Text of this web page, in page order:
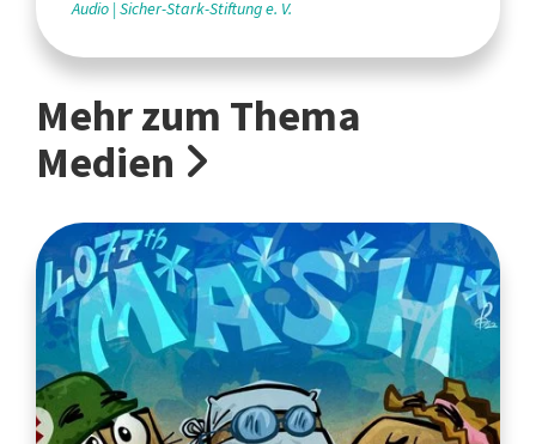
Audio Sicher-Stark-Stiftung e. V.
Mehr zum Thema
Medien